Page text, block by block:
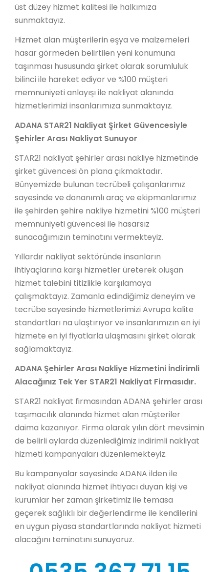
üst düzey hizmet kalitesi ile halkımıza
sunmaktayız.
Hizmet alan müşterilerin eşya ve malzemeleri
hasar görmeden belirtilen yeni konumuna
taşınması hususunda şirket olarak sorumluluk
bilinci ile hareket ediyor ve %100 müşteri
memnuniyeti anlayışı ile nakliyat alanında
hizmetlerimizi insanlarımıza sunmaktayız.
ADANA STAR21 Nakliyat Şirket Güvencesiyle
Şehirler Arası Nakliyat Sunuyor
STAR21 nakliyat şehirler arası nakliye hizmetinde
şirket güvencesi ön plana çıkmaktadır.
Bünyemizde bulunan tecrübeli çalışanlarımız
sayesinde ve donanımlı araç ve ekipmanlarımız
ile şehirden şehire nakliye hizmetini %100 müşteri
memnuniyeti güvencesi ile hasarsız
sunacağımızın teminatını vermekteyiz.
Yıllardır nakliyat sektöründe insanların
ihtiyaçlarına karşı hizmetler üreterek oluşan
hizmet talebini titizlikle karşılamaya
çalışmaktayız. Zamanla edindiğimiz deneyim ve
tecrübe sayesinde hizmetlerimizi Avrupa kalite
standartları na ulaştırıyor ve insanlarımızın en iyi
hizmete en iyi fiyatlarla ulaşmasını şirket olarak
sağlamaktayız.
ADANA Şehirler Arası Nakliye Hizmetini İndirimli
Alacağınız Tek Yer STAR21 Nakliyat Firmasıdır.
STAR21 nakliyat firmasından ADANA şehirler arası
taşımacılık alanında hizmet alan müşteriler
daima kazanıyor. Firma olarak yılın dört mevsimin
de belirli aylarda düzenlediğimiz indirimli nakliyat
hizmeti kampanyaları düzenlemekteyiz.
Bu kampanyalar sayesinde ADANA ilden ile
nakliyat alanında hizmet ihtiyacı duyan kişi ve
kurumlar her zaman şirketimiz ile temasa
geçerek sağlıklı bir değerlendirme ile kendilerini
en uygun piyasa standartlarında nakliyat hizmeti
alacağını teminatını sunuyoruz.